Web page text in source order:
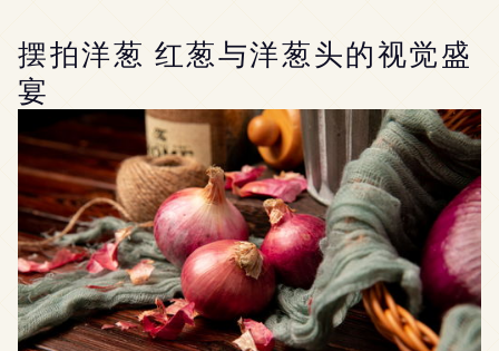
摆拍洋葱 红葱与洋葱头的视觉盛
宴